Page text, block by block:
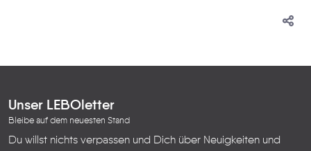
Unser LEBOletter
Bleibe auf dem neuesten Stand
Du willst nichts verpassen und Dich über Neuigkeiten und